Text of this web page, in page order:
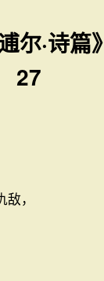
尔·诗篇》
27
，